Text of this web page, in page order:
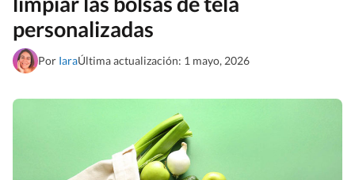
personalizadas
Por IaraÚltima actualización: 1 mayo, 2026